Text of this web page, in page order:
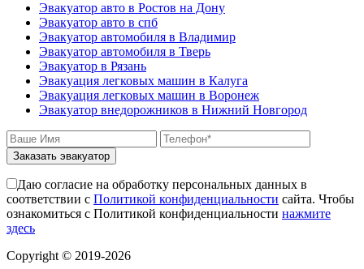
Эвакуатор авто в Ростов на Дону
Эвакуатор авто в спб
Эвакуатор автомобиля в Владимир
Эвакуатор автомобиля в Тверь
Эвакуатор в Рязань
Эвакуация легковых машин в Калуга
Эвакуация легковых машин в Воронеж
Эвакуатор внедорожников в Нижний Новгород
Заказать эвакуатор
Даю согласие на обработку персональных данных в
соответствии с Политикой конфиденциальности сайта. Чтобы
ознакомиться с Политикой конфиденциальности нажмите
здесь
Сopyright © 2019-2026